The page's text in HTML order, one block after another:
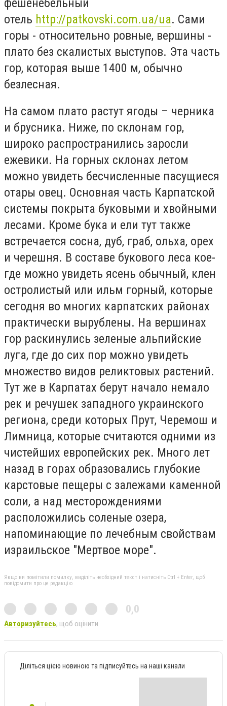
отель http://patkovski.com.ua/ua. Сами
горы - относительно ровные, вершины -
плато без скалистых выступов. Эта часть
гор, которая выше 1400 м, обычно
безлесная.
На самом плато растут ягоды – черника
и брусника. Ниже, по склонам гор,
широко распространились заросли
ежевики. На горных склонах летом
можно увидеть бесчисленные пасущиеся
отары овец. Основная часть Карпатской
системы покрыта буковыми и хвойными
лесами. Кроме бука и ели тут также
встречается сосна, дуб, граб, ольха, орех
и черешня. В составе букового леса кое-
где можно увидеть ясень обычный, клен
остролистый или ильм горный, которые
сегодня во многих карпатских районах
практически вырублены. На вершинах
гор раскинулись зеленые альпийские
луга, где до сих пор можно увидеть
множество видов реликтовых растений.
Тут же в Карпатах берут начало немало
рек и речушек западного украинского
региона, среди которых Прут, Черемош и
Лимница, которые считаются одними из
чистейших европейских рек. Много лет
назад в горах образовались глубокие
карстовые пещеры с залежами каменной
соли, а над месторождениями
расположились соленые озера,
напоминающие по лечебным свойствам
израильское "Мертвое море".
Якщо ви помітили помилку, виділіть необхідний текст і натисніть Ctrl + Enter, щоб
повідомити про це редакцію
0,0
Авторизуйтесь, щоб оцінити
Діліться цією новиною та підписуйтесь на наші канали